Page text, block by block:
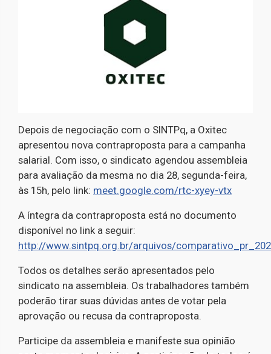
Depois de negociação com o SINTPq, a Oxitec
apresentou nova contraproposta para a campanha
salarial. Com isso, o sindicato agendou assembleia
para avaliação da mesma no dia 28, segunda-feira,
às 15h, pelo link: meet.google.com/rtc-xyey-vtx
A íntegra da contraproposta está no documento
disponível no link a seguir:
http://www.sintpq.org.br/arquivos/
Todos os detalhes serão apresentados pelo
sindicato na assembleia. Os trabalhadores também
poderão tirar suas dúvidas antes de votar pela
aprovação ou recusa da contraproposta.
Participe da assembleia e manifeste sua opinião